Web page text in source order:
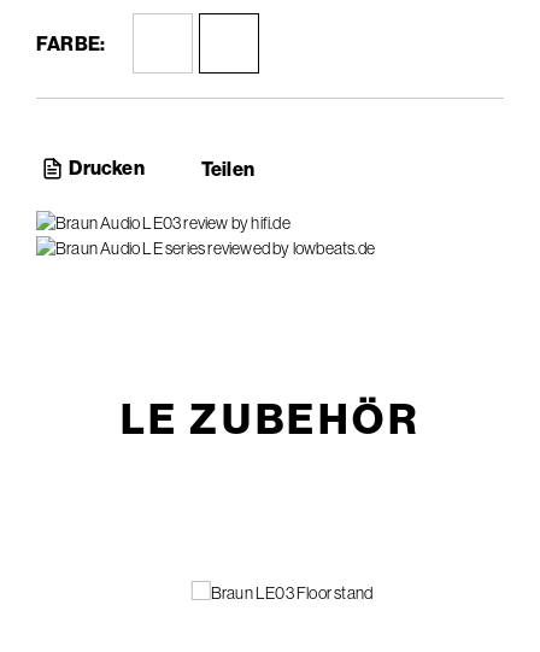
FARBE:
Drucken Teilen
LE ZUBEHÖR